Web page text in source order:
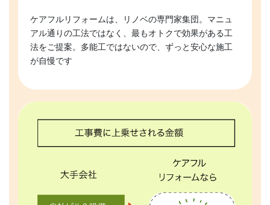
ケアフルリフォームは、リノベの専門家集団。マニュ
アル通りの工法ではなく、最もオトクで効果がある工
法をご提案。多能工ではないので、ずっと安心な施工
が自慢です